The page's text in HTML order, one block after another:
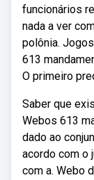
funcionários
nada a ver
polônia.
613
O primeiro
Saber que
Webos 613
dado ao
acordo com o
com a. Webo